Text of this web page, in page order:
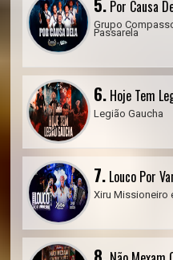
5. Por Causa
Grupo
Passarela
6. Hoje Tem
Legião Gaucha
7. Louco Por
Xiru Missioneiro